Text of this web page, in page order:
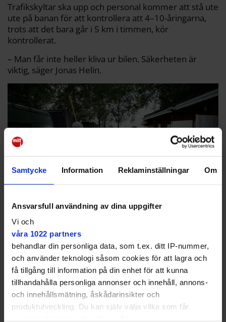
Samtycke Information Reklaminställningar Om
Ansvarsfull användning av dina uppgifter
Vi och
våra 1022 partners
behandlar din personliga data, som t.ex. ditt IP-nummer,
och använder teknologi såsom cookies för att lagra och
få tillgång till information på din enhet för att kunna
tillhandahålla personliga annonser och innehåll, annons-
och innehållsmätning, åskådarinsikter och
produktutveckling. Du kan själv välja vilka som får
Trafikskyltar ska upp och personal kommer att stå ute
ute på banan för att kontrollera att 4–10-åringarna,
trots att det bara går i 5 km i timmen, kör
kontrollerat.
– Man får inte heller kliva ur bilen. Säkerheten är
viktig, säger Jonas Helin.
Per Helin ritar och bygger lådbilarna och Younes Alhmidi har bland
annat svetsat underreden till lådbilar.
I verkstaden svetsar Younes Ahlmidi och Ahmed
Kanbar underreden till nya lådbilar under övervakning
av konstruktören och "rithjärnan" bakom bilarna,
Jonas bror Per Helin. Han lyfter ut en klarblå Volvo
740 som nästan är klar.